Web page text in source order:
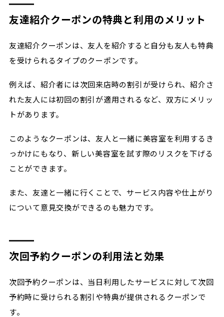
友達紹介クーポンの特典と利用のメリット
友達紹介クーポンは、友人を紹介すると自分も友人も特典
を受けられるタイプのクーポンです。
例えば、紹介者には次回来店時の割引が受けられ、紹介さ
れた友人には初回の割引が適用されるなど、双方にメリッ
トがあります。
このようなクーポンは、友人と一緒に美容室を利用するき
っかけにもなり、新しい美容室を試す際のリスクを下げる
ことができます。
また、友達と一緒に行くことで、サービス内容や仕上がり
について意見交換ができるのも魅力です。
次回予約クーポンの利用法と効果
次回予約クーポンは、当日利用したサービスに対して次回
予約時に受けられる割引や特典が提供されるクーポンで
す。